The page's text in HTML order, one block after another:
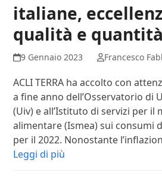
italiane,
qualità e quantità
9 Gennaio 2023 Francesco
ACLI TERRA ha accolto con
a fine anno dell’Osservatorio di
(Uiv) e all’Istituto di servizi per il
alimentare (Ismea) sui consumi
per il 2022. Nonostante
Leggi di più